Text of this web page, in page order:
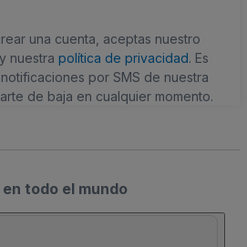
una cuenta, aceptas nuestro
y nuestra política de privacidad. Es
por SMS de nuestra
de baja en cualquier momento.
todo el mundo